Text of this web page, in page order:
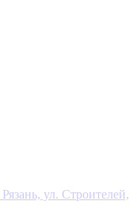
Рязань, ул. Строителей,